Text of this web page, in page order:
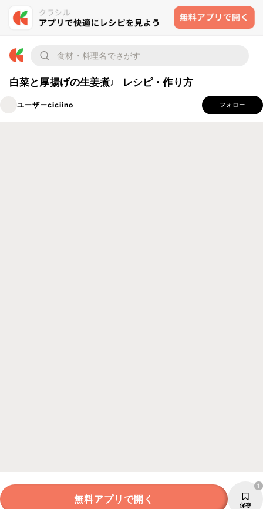
白菜と厚揚げの生姜煮♩ レシピ・作り方
ユーザーciciino フォロー
無料アプリで開く 保存
1